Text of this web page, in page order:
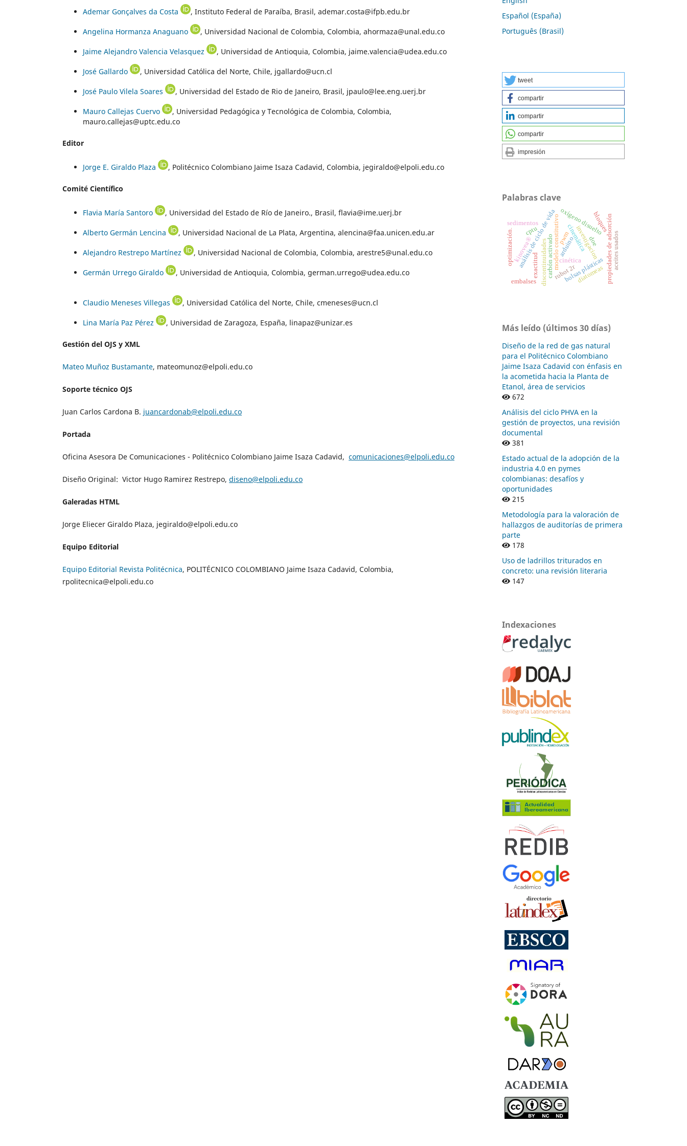
Ademar Gonçalves da Costa , Instituto Federal de Paraíba, Brasil, ademar.costa@ifpb.edu.br
Angelina Hormanza Anaguano , Universidad Nacional de Colombia, Colombia, ahormaza@unal.edu.co
Jaime Alejandro Valencia Velasquez , Universidad de Antioquia, Colombia, jaime.valencia@udea.edu.co
José Gallardo , Universidad Católica del Norte, Chile, jgallardo@ucn.cl
José Paulo Vilela Soares , Universidad del Estado de Rio de Janeiro, Brasil, jpaulo@lee.eng.uerj.br
Mauro Callejas Cuervo
, Universidad Pedagógica y Tecnológica de Colombia, Colombia,
mauro.callejas@uptc.edu.co
Editor
Jorge E. Giraldo Plaza , Politécnico Colombiano Jaime Isaza Cadavid, Colombia, jegiraldo@elpoli.edu.co
Comité Científico
Flavia María Santoro , Universidad del Estado de Río de Janeiro., Brasil, flavia@ime.uerj.br
Alberto Germán Lencina , Universidad Nacional de La Plata, Argentina, alencina@faa.unicen.edu.ar
Alejandro Restrepo Martínez , Universidad Nacional de Colombia, Colombia, arestre5@unal.edu.co
Germán Urrego Giraldo , Universidad de Antioquia, Colombia, german.urrego@udea.edu.co
Claudio Meneses Villegas , Universidad Católica del Norte, Chile, cmeneses@ucn.cl
Lina María Paz Pérez , Universidad de Zaragoza, España, linapaz@unizar.es
Gestión del OJS y XML
Mateo Muñoz Bustamante, mateomunoz@elpoli.edu.co
Soporte técnico OJS
Juan Carlos Cardona B. juancardonab@elpoli.edu.co
Portada
Oficina Asesora De Comunicaciones - Politécnico Colombiano Jaime Isaza Cadavid, comunicaciones@elpoli.edu.co
Diseño Original: Victor Hugo Ramirez Restrepo, diseno@elpoli.edu.co
Galeradas HTML
Jorge Eliecer Giraldo Plaza, jegiraldo@elpoli.edu.co
Equipo Editorial
Equipo Editorial Revista Politécnica, POLITÉCNICO COLOMBIANO Jaime Isaza Cadavid, Colombia,
rpolitecnica@elpoli.edu.co
Español (España)
Português (Brasil)
tweet
compartir
compartir
compartir
impresión
Palabras clave
investigacion
arduino
análisis de ciclo de vida
discontinuidades
cptu modelo constitutivo
exactitud
oxígeno disuelto
sedimentos
kinovea® cinemática
cinética
bolsas plásticaspropiedades de adsorción
carbón activado aceites usados
optimización.
bloques
doe
robot 2r
pwm
embalses diatomeas
Más leído (últimos 30 días)
Diseño de la red de gas natural
para el Politécnico Colombiano
Jaime Isaza Cadavid con énfasis en
la acometida hacia la Planta de
Etanol, área de servicios
672
Análisis del ciclo PHVA en la
gestión de proyectos, una revisión
documental
381
Estado actual de la adopción de la
industria 4.0 en pymes
colombianas: desafíos y
oportunidades
215
Metodología para la valoración de
hallazgos de auditorías de primera
parte
178
Uso de ladrillos triturados en
concreto: una revisión literaria
147
Indexaciones